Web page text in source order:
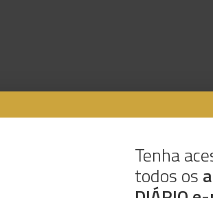
Tenha
todos os
Rua Dr. Fernão de Ornelas, 56 - 3º